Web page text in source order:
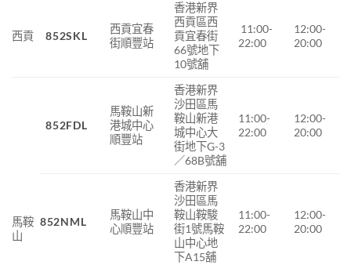
西貢 852SKL
西貢宜春
街順豐站
香港新界
西貢區西
貢宜春街
66號地下
10號舖
11:00-
22:00
12:00-
20:00
馬鞍
山
852FDL
馬鞍山新
港城中心
順豐站
香港新界
沙田區馬
鞍山新港
城中心大
街地下G-3
／68B號舖
11:00-
22:00
12:00-
20:00
852NML
馬鞍山中
心順豐站
香港新界
沙田區馬
鞍山鞍駿
街1號馬鞍
山中心地
下A15舖
11:00-
22:00
12:00-
20:00